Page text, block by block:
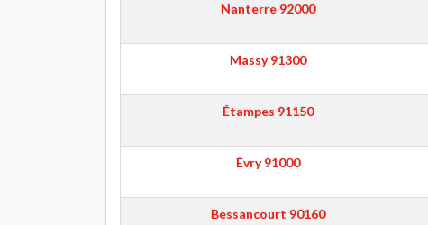
Nanterre 92000
Massy91300
Étampes 91150
Évry91000
Bessancourt 90160